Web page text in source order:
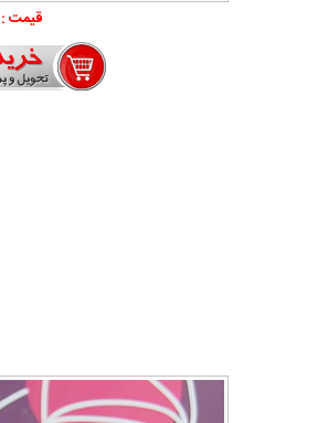
قیمت :